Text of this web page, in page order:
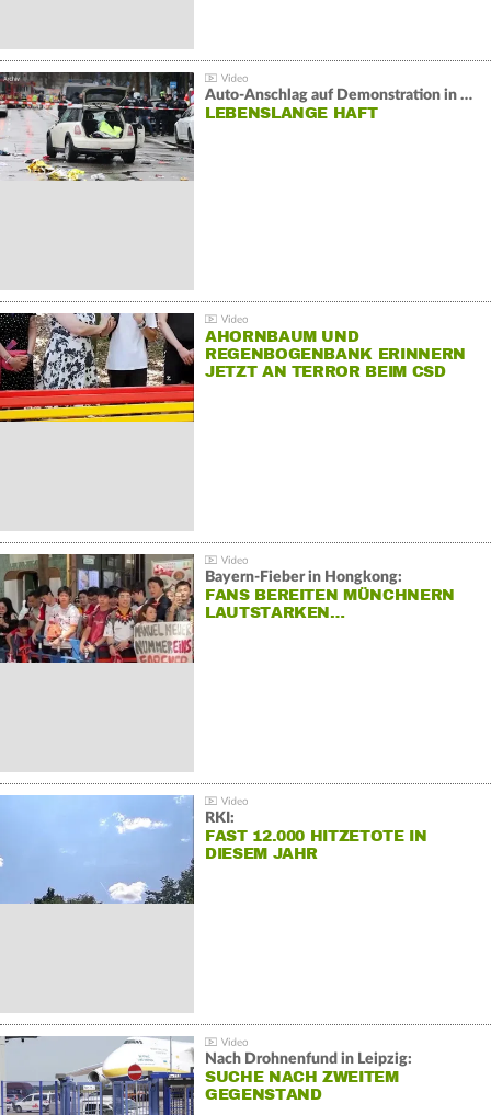
Auto-Anschlag auf Demonstration in München:
LEBENSLANGE HAFT
AHORNBAUM UND
REGENBOGENBANK ERINNERN
JETZT AN TERROR BEIM CSD
Bayern-Fieber in Hongkong:
FANS BEREITEN MÜNCHNERN
LAUTSTARKEN…
RKI:
FAST 12.000 HITZETOTE IN
DIESEM JAHR
Nach Drohnenfund in Leipzig:
SUCHE NACH ZWEITEM
GEGENSTAND